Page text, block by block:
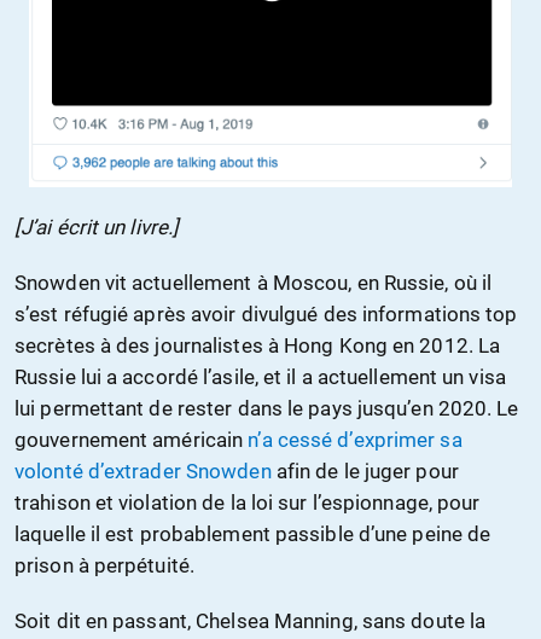
[J’ai écrit un livre.]
Snowden vit actuellement à Moscou, en Russie, où il
s’est réfugié après avoir divulgué des informations top
secrètes à des journalistes à Hong Kong en 2012. La
Russie lui a accordé l’asile, et il a actuellement un visa
lui permettant de rester dans le pays jusqu’en 2020. Le
gouvernement américain n’a cessé d’exprimer sa
volonté d’extrader Snowdenafin de le juger pour
trahison et violation de la loi sur l’espionnage, pour
laquelle il est probablement passible d’une peine de
prison à perpétuité.
Soit dit en passant, Chelsea Manning, sans doute la